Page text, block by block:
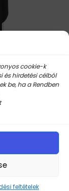
cookie-k
és hirdetési célból
be, ha a Rendben
feltételek